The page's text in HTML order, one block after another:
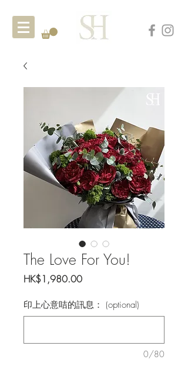
The Love For You!
HK$1,980.00Price
印上心意咭的訊息： (optional)
0/80